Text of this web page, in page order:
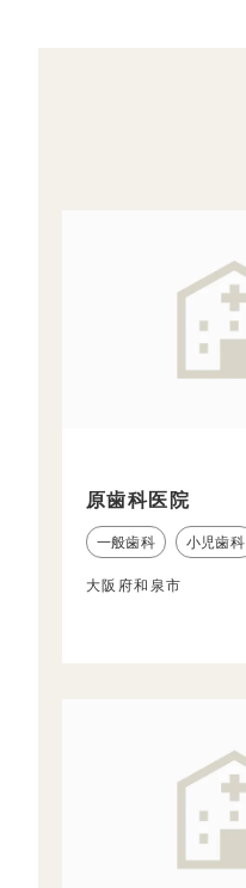
原歯科医院
一般歯科 小児歯科
大阪府和泉市